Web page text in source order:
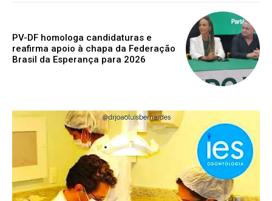
PV-DF homologa candidaturas e
reafirma apoio à chapa da Federação
Brasil da Esperança para 2026